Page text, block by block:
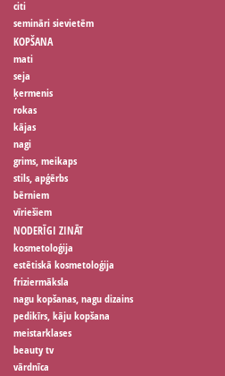
citi
semināri sievietēm
KOPŠANA
mati
seja
ķermenis
rokas
kājas
nagi
grims, meikaps
stils, apģērbs
bērniem
vīriešiem
NODERĪGI ZINĀT
kosmetoloģija
estētiskā kosmetoloģija
friziermāksla
nagu kopšanas, nagu dizains
pedikīrs, kāju kopšana
meistarklases
beauty tv
vārdnīca